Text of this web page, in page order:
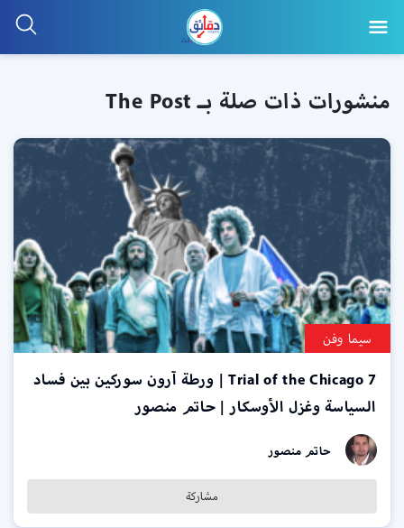
منشورات ذات صلة بـ The Post
سيما وفن
Trial of the Chicago 7 | ورطة آرون سوركين بين فساد
السياسة وغزل الأوسكار | حاتم منصور
حاتم منصور
مشاركة